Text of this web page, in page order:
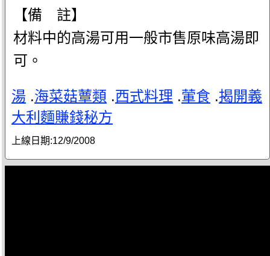
【備 註】
材料中的高湯可用一般市售原味高湯即
可。
湯 .海菜菇蕈類 .西式料理 .葷食 .揭開義
大利麵賺錢秘方
上線日期:12/9/2008